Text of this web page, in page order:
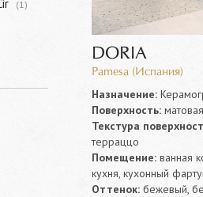
(1)
DORIA
Pamesa (Испания)
Назначение:
Поверхность:матовая
Текстура
терраццо
Помещение:ванная
кухня, кухонный
Оттенок:бежевый,